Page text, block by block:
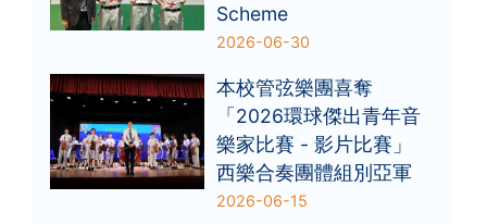
Scheme
2026-06-30
本校管弦樂團喜奪
「2026環球傑出青年音
樂家比賽 - 影片比賽」
西樂合奏團體組別亞軍
2026-06-15